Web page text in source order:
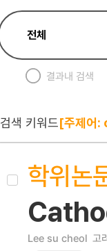
결과내 검색
검색 키워드[주제
학위논
Lee su cheol 고